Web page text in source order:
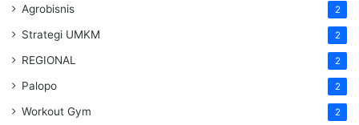
Agrobisnis 2
Strategi UMKM 2
REGIONAL 2
Palopo 2
Workout Gym 2